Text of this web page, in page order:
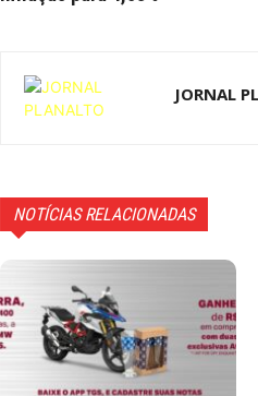
JORNAL
NOTÍCIAS RELACIONADAS